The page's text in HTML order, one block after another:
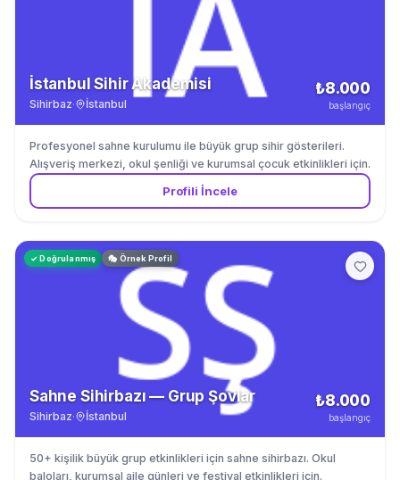
İstanbul Sihir Akademisi
Sihirbaz· İstanbul
₺8.000
başlangıç
Profesyonel sahne kurulumu ile büyük grup sihir gösterileri.
Alışveriş merkezi, okul şenliği ve kurumsal çocuk etkinlikleri için.
Profili İncele
✓ Doğrulanmış 🎭 Örnek Profil
Sahne Sihirbazı — Grup Şovlar
Sihirbaz· İstanbul
₺8.000
başlangıç
50+ kişilik büyük grup etkinlikleri için sahne sihirbazı. Okul
baloları, kurumsal aile günleri ve festival etkinlikleri için.